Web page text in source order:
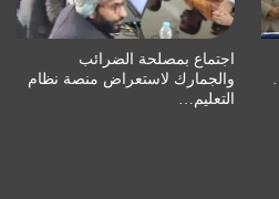
اجتماع بمصلحة الضرائب
والجمارك لاستعراض منصة نظام
التعليم…